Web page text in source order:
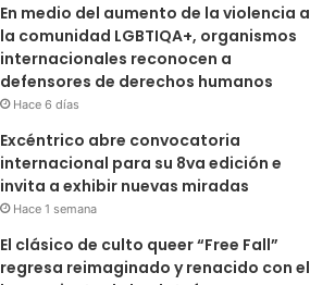
En medio del aumento de la violencia a
la comunidad LGBTIQA+, organismos
internacionales reconocen a
defensores de derechos humanos
Hace 6 días
Excéntrico abre convocatoria
internacional para su 8va edición e
invita a exhibir nuevas miradas
Hace 1 semana
El clásico de culto queer “Free Fall”
regresa reimaginado y renacido con el